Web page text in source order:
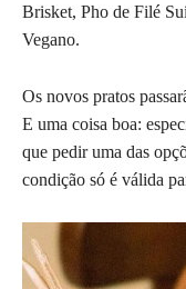
Brisket, Pho de Filé
Vegano.
Os novos pratos
E uma coisa boa:
que pedir uma das
condição só é válida